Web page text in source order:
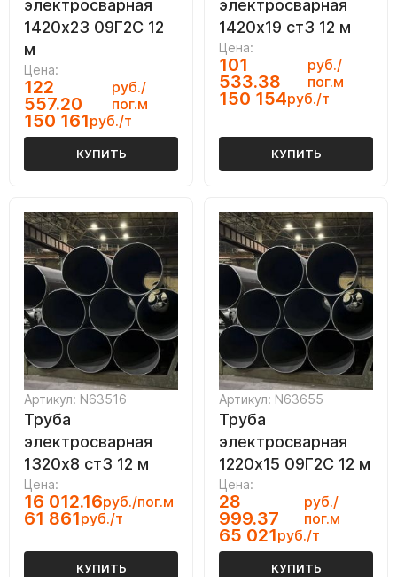
электросварная
1420х23 09Г2С 12
м
Цена:
122
557.20
руб./
пог.м
150 161руб./т
КУПИТЬ
электросварная
1420х19 ст3 12 м
Цена:
101
533.38
руб./
пог.м
150 154руб./т
КУПИТЬ
Артикул: N63516
Труба
электросварная
1320х8 ст3 12 м
Цена:
16 012.16руб./пог.м
61 861руб./т
КУПИТЬ
Артикул: N63655
Труба
электросварная
1220х15 09Г2С 12 м
Цена:
28
999.37
руб./
пог.м
65 021руб./т
КУПИТЬ